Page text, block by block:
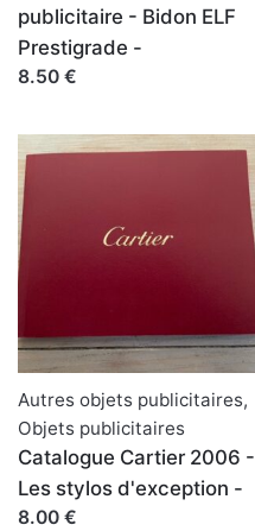
publicitaire - Bidon ELF
Prestigrade -
8.50 €
Autres objets publicitaires,
Objets publicitaires
Catalogue Cartier 2006 -
Les stylos d'exception -
8.00 €